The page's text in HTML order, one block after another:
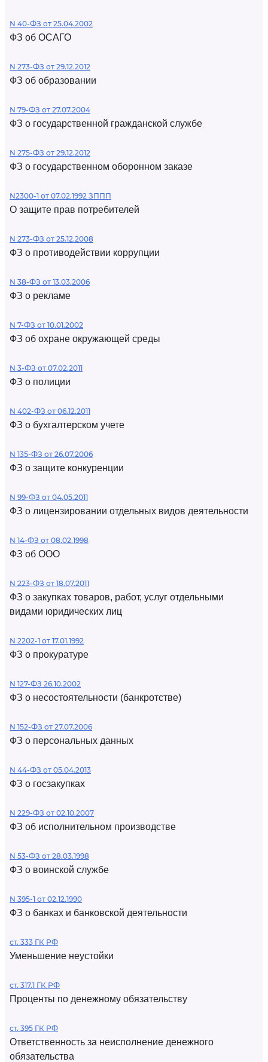
N 40-ФЗ от 25.04.2002
ФЗ об ОСАГО
N 273-ФЗ от 29.12.2012
ФЗ об образовании
N 79-ФЗ от 27.07.2004
ФЗ о государственной гражданской службе
N 275-ФЗ от 29.12.2012
ФЗ о государственном оборонном заказе
N2300-1 от 07.02.1992 ЗППП
О защите прав потребителей
N 273-ФЗ от 25.12.2008
ФЗ о противодействии коррупции
N 38-ФЗ от 13.03.2006
ФЗ о рекламе
N 7-ФЗ от 10.01.2002
ФЗ об охране окружающей среды
N 3-ФЗ от 07.02.2011
ФЗ о полиции
N 402-ФЗ от 06.12.2011
ФЗ о бухгалтерском учете
N 135-ФЗ от 26.07.2006
ФЗ о защите конкуренции
N 99-ФЗ от 04.05.2011
ФЗ о лицензировании отдельных видов деятельности
N 14-ФЗ от 08.02.1998
ФЗ об ООО
N 223-ФЗ от 18.07.2011
ФЗ о закупках товаров, работ, услуг отдельными
видами юридических лиц
N 2202-1 от 17.01.1992
ФЗ о прокуратуре
N 127-ФЗ 26.10.2002
ФЗ о несостоятельности (банкротстве)
N 152-ФЗ от 27.07.2006
ФЗ о персональных данных
N 44-ФЗ от 05.04.2013
ФЗ о госзакупках
N 229-ФЗ от 02.10.2007
ФЗ об исполнительном производстве
N 53-ФЗ от 28.03.1998
ФЗ о воинской службе
N 395-1 от 02.12.1990
ФЗ о банках и банковской деятельности
ст. 333 ГК РФ
Уменьшение неустойки
ст. 317.1 ГК РФ
Проценты по денежному обязательству
ст. 395 ГК РФ
Ответственность за неисполнение денежного
обязательства